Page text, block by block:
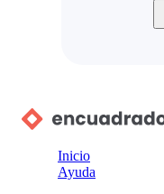
Inicio
Ayuda